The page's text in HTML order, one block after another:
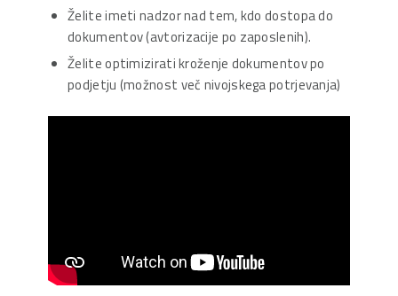
Želite imeti nadzor nad tem, kdo dostopa do
dokumentov (avtorizacije po zaposlenih).
Želite optimizirati kroženje dokumentov po
podjetju (možnost več nivojskega potrjevanja)